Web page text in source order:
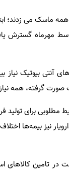
می زدند؛ ابتلا
اواسط مهرماه
آنتی بیوتیک
گرفته، همه
مطلوبی برای
نیز بیمه‌ها
در تامین